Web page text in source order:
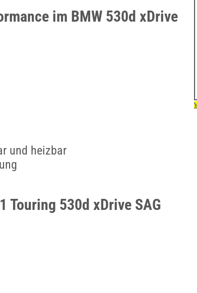
im BMW 530d xDrive
und heizbar
Touring 530d xDrive SAG